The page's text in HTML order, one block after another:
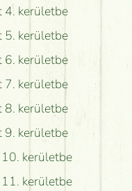
4. kerületbe
5. kerületbe
6. kerületbe
7. kerületbe
8. kerületbe
9. kerületbe
kerületbe
kerületbe